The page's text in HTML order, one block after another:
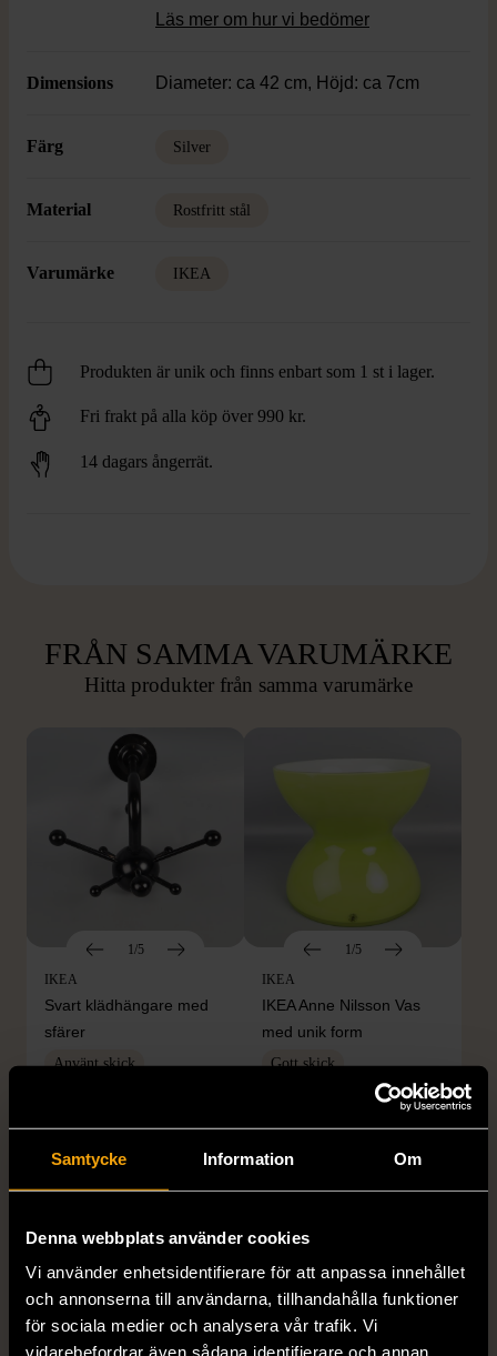
Samtycke Information Om
Denna webbplats använder cookies
Vi använder enhetsidentifierare för att anpassa innehållet
och annonserna till användarna, tillhandahålla funktioner
för sociala medier och analysera vår trafik. Vi
vidarebefordrar även sådana identifierare och annan
Läs mer om hur vi bedömer
Dimensions Diameter: ca 42 cm, Höjd: ca 7cm
Färg Silver
Material Rostfritt stål
Varumärke IKEA
Produkten är unik och finns enbart som 1 st i lager.
Fri frakt på alla köp över 990 kr.
14 dagars ångerrät.
FRÅN SAMMA VARUMÄRKE
Hitta produkter från samma varumärke
1/5
IKEA
Svart klädhängare med
sfärer
Använt skick
1/5
IKEA
IKEA Anne Nilsson Vas
med unik form
Gott skick